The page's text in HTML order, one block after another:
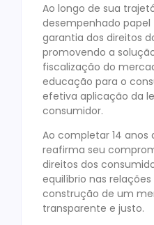
Ao longo de sua
desempenhado
garantia dos direitos
promovendo a
fiscalização do
educação para o
efetiva aplicação da
consumidor.
Ao completar 14 anos
reafirma seu
direitos dos
equilíbrio nas
construção de um
transparente e justo.